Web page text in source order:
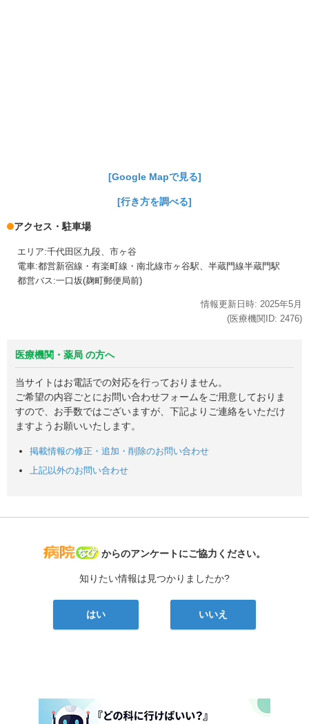
[Google Mapで見る]
[行き方を調べる]
アクセス・駐車場
エリア:千代田区九段、市ヶ谷
電車:都営新宿線・有楽町線・南北線市ヶ谷駅、半蔵門線半蔵門駅
都営バス:一口坂(麹町郵便局前)
情報更新日時: 2025年5月
(医療機関ID: 2476)
医療機関・薬局 の方へ
当サイトはお電話での対応を行っておりません。
ご希望の内容ごとにお問い合わせフォームをご用意しておりま
すので、お手数ではございますが、下記よりご連絡をいただけ
ますようお願いいたします。
掲載情報の修正・追加・削除のお問い合わせ
上記以外のお問い合わせ
病院なび
からのアンケートにご協力ください。
知りたい情報は見つかりましたか?
はい いいえ